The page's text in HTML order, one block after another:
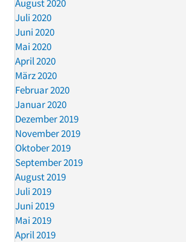
August 2020
Juli 2020
Juni 2020
Mai 2020
April 2020
März 2020
Februar 2020
Januar 2020
Dezember 2019
November 2019
Oktober 2019
September 2019
August 2019
Juli 2019
Juni 2019
Mai 2019
April 2019